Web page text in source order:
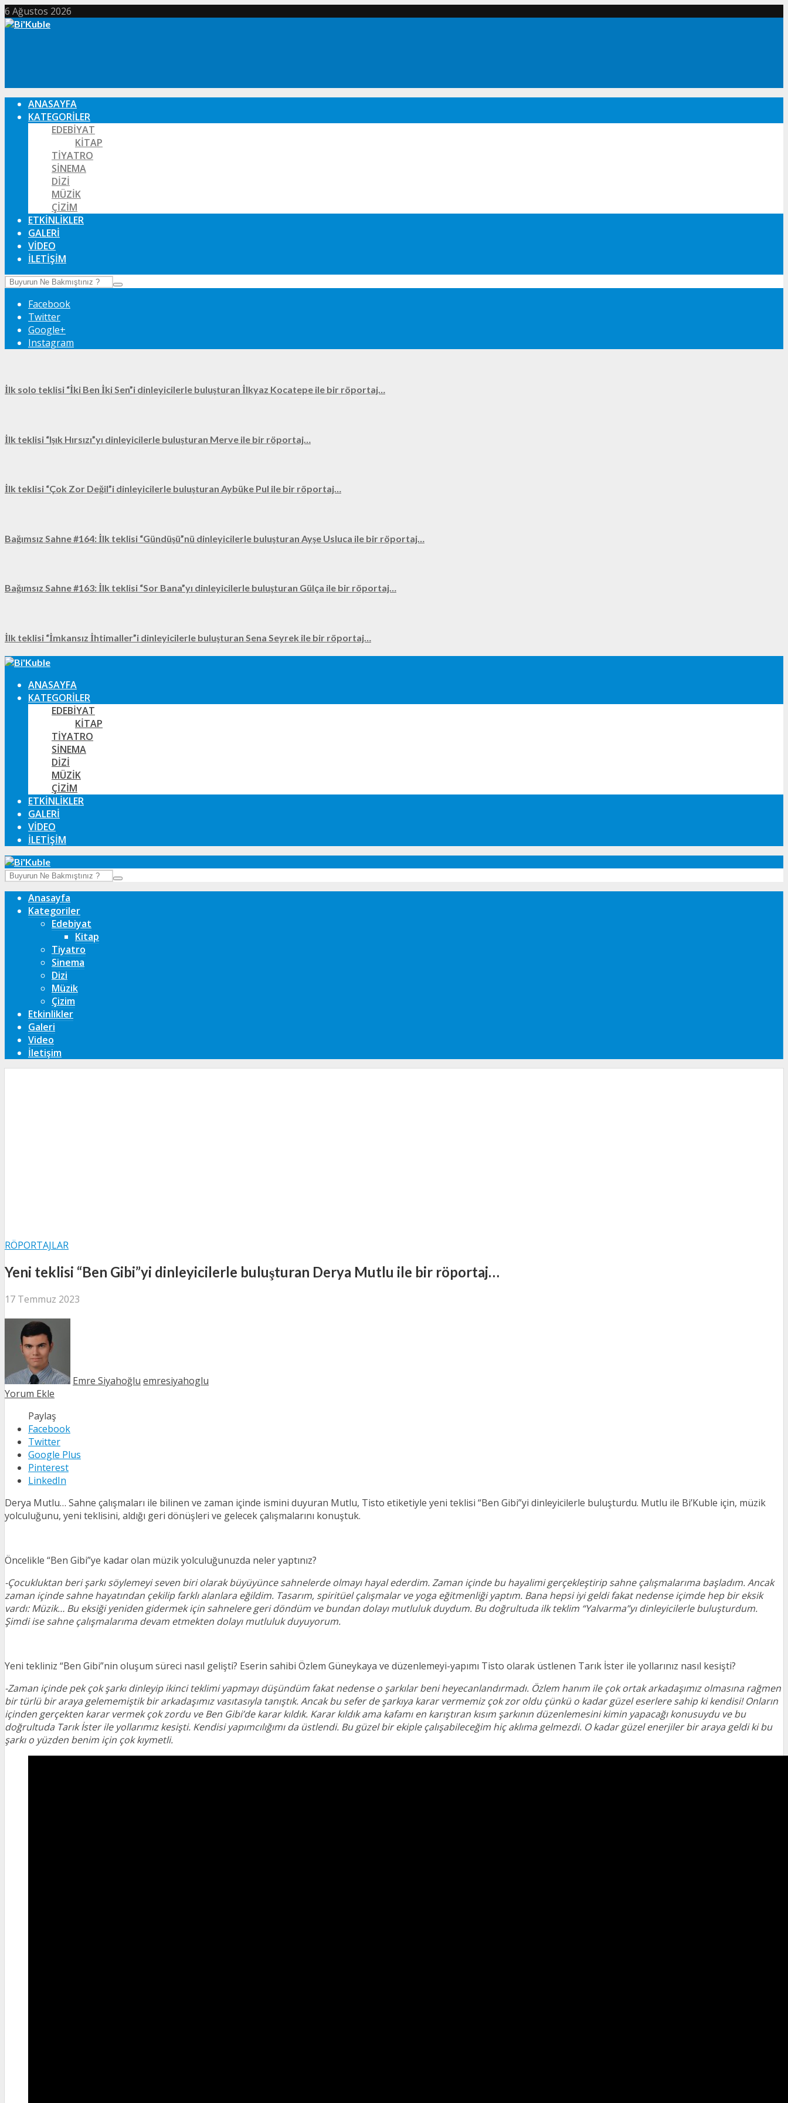
6 Ağustos 2026
ANASAYFA
KATEGORILER
EDEBIYAT
KITAP
TIYATRO
SINEMA
DIZI
MÜZIK
ÇIZIM
ETKINLIKLER
GALERI
VIDEO
İLETIŞIM
Facebook
Twitter
Google+
Instagram
İlk solo teklisi “İki Ben İki Sen”i dinleyicilerle buluşturan İlkyaz Kocatepe ile bir röportaj…
İlk teklisi “Işık Hırsızı”yı dinleyicilerle buluşturan Merve ile bir röportaj…
İlk teklisi “Çok Zor Değil”i dinleyicilerle buluşturan Aybüke Pul ile bir röportaj…
Bağımsız Sahne #164: İlk teklisi “Gündüşü”nü dinleyicilerle buluşturan Ayşe Usluca ile bir röportaj…
Bağımsız Sahne #163: İlk teklisi “Sor Bana”yı dinleyicilerle buluşturan Gülça ile bir röportaj…
İlk teklisi “İmkansız İhtimaller”i dinleyicilerle buluşturan Sena Seyrek ile bir röportaj…
ANASAYFA
KATEGORILER
EDEBIYAT
KITAP
TIYATRO
SINEMA
DIZI
MÜZIK
ÇIZIM
ETKINLIKLER
GALERI
VIDEO
İLETIŞIM
Anasayfa
Kategoriler
Edebiyat
Kitap
Tiyatro
Sinema
Dizi
Müzik
Çizim
Etkinlikler
Galeri
Video
İletişim
RÖPORTAJLAR
Yeni teklisi “Ben Gibi”yi dinleyicilerle buluşturan Derya Mutlu ile bir röportaj…
17 Temmuz 2023
Emre Siyahoğlu emresiyahoglu
Yorum Ekle
Paylaş
Facebook
Twitter
Google Plus
Pinterest
LinkedIn
Derya Mutlu… Sahne çalışmaları ile bilinen ve zaman içinde ismini duyuran Mutlu, Tisto etiketiyle yeni teklisi “Ben Gibi”yi dinleyicilerle buluşturdu. Mutlu ile Bi’Kuble için, müzik
yolculuğunu, yeni teklisini, aldığı geri dönüşleri ve gelecek çalışmalarını konuştuk.
Öncelikle “Ben Gibi”ye kadar olan müzik yolculuğunuzda neler yaptınız?
-Çocukluktan beri şarkı söylemeyi seven biri olarak büyüyünce sahnelerde olmayı hayal ederdim. Zaman içinde bu hayalimi gerçekleştirip sahne çalışmalarıma başladım. Ancak
zaman içinde sahne hayatından çekilip farklı alanlara eğildim. Tasarım, spiritüel çalışmalar ve yoga eğitmenliği yaptım. Bana hepsi iyi geldi fakat nedense içimde hep bir eksik
vardı: Müzik… Bu eksiği yeniden gidermek için sahnelere geri döndüm ve bundan dolayı mutluluk duydum. Bu doğrultuda ilk teklim “Yalvarma”yı dinleyicilerle buluşturdum.
Şimdi ise sahne çalışmalarıma devam etmekten dolayı mutluluk duyuyorum.
Yeni tekliniz “Ben Gibi”nin oluşum süreci nasıl gelişti? Eserin sahibi Özlem Güneykaya ve düzenlemeyi-yapımı Tisto olarak üstlenen Tarık İster ile yollarınız nasıl kesişti?
-Zaman içinde pek çok şarkı dinleyip ikinci teklimi yapmayı düşündüm fakat nedense o şarkılar beni heyecanlandırmadı. Özlem hanım ile çok ortak arkadaşımız olmasına rağmen
bir türlü bir araya gelememiştik bir arkadaşımız vasıtasıyla tanıştık. Ancak bu sefer de şarkıya karar vermemiz çok zor oldu çünkü o kadar güzel eserlere sahip ki kendisi! Onların
içinden gerçekten karar vermek çok zordu ve Ben Gibi’de karar kıldık. Karar kıldık ama kafamı en karıştıran kısım şarkının düzenlemesini kimin yapacağı konusuydu ve bu
doğrultuda Tarık İster ile yollarımız kesişti. Kendisi yapımcılığımı da üstlendi. Bu güzel bir ekiple çalışabileceğim hiç aklıma gelmezdi. O kadar güzel enerjiler bir araya geldi ki bu
şarkı o yüzden benim için çok kıymetli.